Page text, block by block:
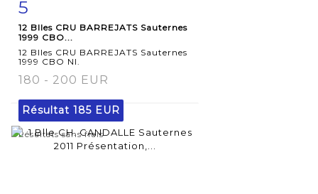
détaillée
5
12 Blles CRU BARREJATS Sauternes
1999 CBO...
12 Blles CRU BARREJATS Sauternes
1999 CBO NI.
180 - 200 EUR
Résultat 185 EUR
Résultats sans frais